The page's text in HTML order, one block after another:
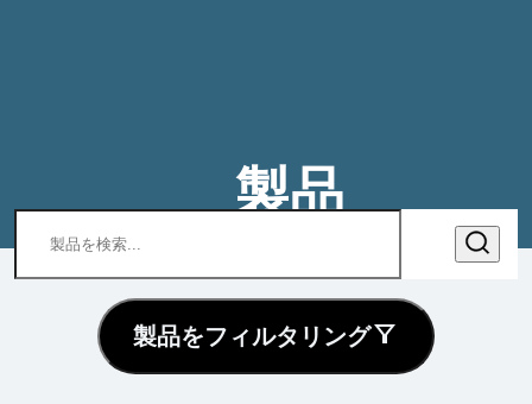
製品
製品をフィルタリング